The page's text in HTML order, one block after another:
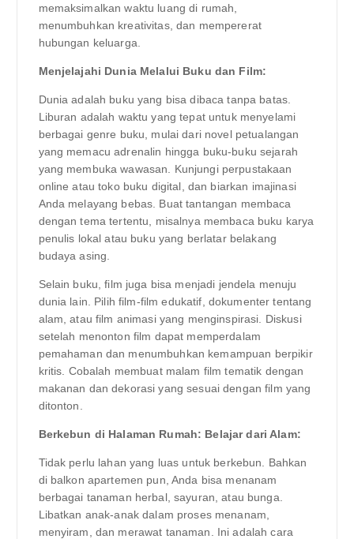
memaksimalkan waktu luang di rumah,
menumbuhkan kreativitas, dan mempererat
hubungan keluarga.
Menjelajahi Dunia Melalui Buku dan Film:
Dunia adalah buku yang bisa dibaca tanpa batas.
Liburan adalah waktu yang tepat untuk menyelami
berbagai genre buku, mulai dari novel petualangan
yang memacu adrenalin hingga buku-buku sejarah
yang membuka wawasan. Kunjungi perpustakaan
online atau toko buku digital, dan biarkan imajinasi
Anda melayang bebas. Buat tantangan membaca
dengan tema tertentu, misalnya membaca buku karya
penulis lokal atau buku yang berlatar belakang
budaya asing.
Selain buku, film juga bisa menjadi jendela menuju
dunia lain. Pilih film-film edukatif, dokumenter tentang
alam, atau film animasi yang menginspirasi. Diskusi
setelah menonton film dapat memperdalam
pemahaman dan menumbuhkan kemampuan berpikir
kritis. Cobalah membuat malam film tematik dengan
makanan dan dekorasi yang sesuai dengan film yang
ditonton.
Berkebun di Halaman Rumah: Belajar dari Alam:
Tidak perlu lahan yang luas untuk berkebun. Bahkan
di balkon apartemen pun, Anda bisa menanam
berbagai tanaman herbal, sayuran, atau bunga.
Libatkan anak-anak dalam proses menanam,
menyiram, dan merawat tanaman. Ini adalah cara